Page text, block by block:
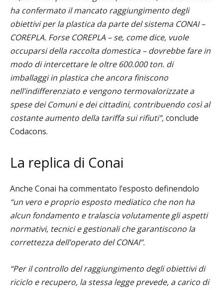
ha confermato il mancato raggiungimento degli
obiettivi per la plastica da parte del sistema CONAI –
COREPLA. Forse COREPLA – se, come dice, vuole
occuparsi della raccolta domestica – dovrebbe fare in
modo di intercettare le oltre 600.000 ton. di
imballaggi in plastica che ancora finiscono
nell’indifferenziato e vengono termovalorizzate a
spese dei Comuni e dei cittadini, contribuendo così al
costante aumento della tariffa sui rifiuti”,conclude
Codacons.
La replica di Conai
Anche Conai ha commentato l’esposto definendolo
“un vero e proprio esposto mediatico che non ha
alcun fondamento e tralascia volutamente gli aspetti
normativi, tecnici e gestionali che garantiscono la
correttezza dell’operato del CONAI”.
“Per il controllo del raggiungimento degli obiettivi di
riciclo e recupero, la stessa legge prevede, a carico di